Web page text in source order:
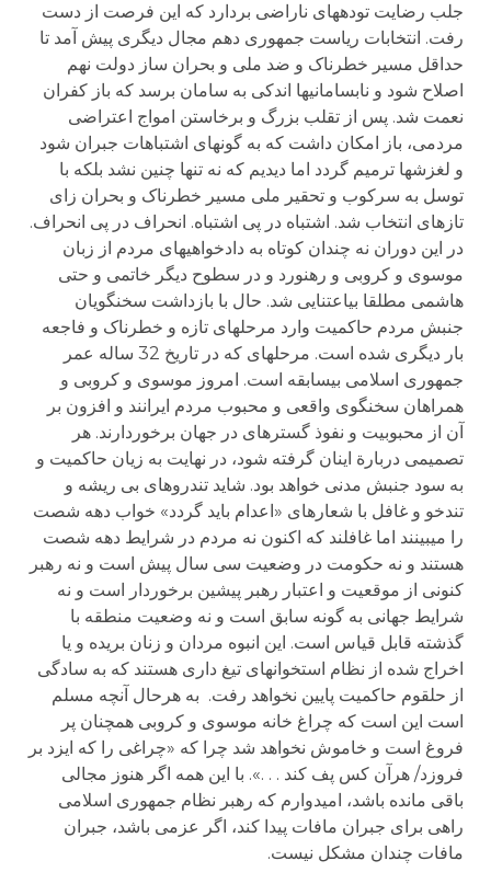
جلب رضایت توده­های ناراضی بردارد که این فرصت از دست
رفت. انتخابات ریاست جمهوری دهم مجال دیگری پیش آمد تا
حداقل مسیر خطرناک و ضد ملی و بحران ساز دولت نهم
اصلاح شود و نابسامانی­ها اندکی به سامان برسد که باز کفران
نعمت شد. پس از تقلب بزرگ و برخاستن امواج اعتراضی
مردمی، باز امکان داشت که به گونه­ای اشتباهات جبران شود
و لغزش­ها ترمیم گردد اما دیدیم که نه تنها چنین نشد بلکه با
توسل به سرکوب و تحقیر ملی مسیر خطرناک و بحران زای
تازه­ای انتخاب شد. اشتباه در پی اشتباه. انحراف در پی انحراف.
در این دوران نه چندان کوتاه به دادخواهی­های مردم از زبان
موسوی و کروبی و رهنورد و در سطوح دیگر خاتمی و حتی
هاشمی مطلقا بی­اعتنایی شد. حال با بازداشت سخنگویان
جنبش مردم حاکمیت وارد مرحله­ای تازه و خطرناک و فاجعه
بار دیگری شده است. مرحله­ای که در تاریخ 32 ساله عمر
جمهوری اسلامی بی­سابقه است. امروز موسوی و کروبی و
همراهان سخنگوی واقعی و محبوب مردم ایرانند و افزون بر
آن از محبوبیت و نفوذ گستره­ای در جهان برخوردارند. هر
تصمیمی دربارة اینان گرفته شود، در نهایت به زیان حاکمیت و
به سود جنبش مدنی خواهد بود. شاید تندروهای بی ریشه و
تندخو و غافل با شعارهای «اعدام باید گردد» خواب دهه شصت
را می­بینند اما غافلند که اکنون نه مردم در شرایط دهه شصت
هستند و نه حکومت در وضعیت سی سال پیش است و نه رهبر
کنونی از موقعیت و اعتبار رهبر پیشین برخوردار است و نه
شرایط جهانی به گونه سابق است و نه وضعیت منطقه با
گذشته قابل قیاس است. این انبوه مردان و زنان بریده و یا
اخراج شده از نظام استخوانهای تیغ داری هستند که به سادگی
از حلقوم حاکمیت پایین نخواهد رفت. به هرحال آنچه مسلم
است این است که چراغ خانه موسوی و کروبی همچنان پر
فروغ است و خاموش نخواهد شد چرا که «چراغی را که ایزد بر
فروزد/ هرآن کس پف کند . . .». با این همه اگر هنوز مجالی
باقی مانده باشد، امیدوارم که رهبر نظام جمهوری اسلامی
راهی برای جبران مافات پیدا کند، اگر عزمی باشد، جبران
مافات چندان مشکل نیست.